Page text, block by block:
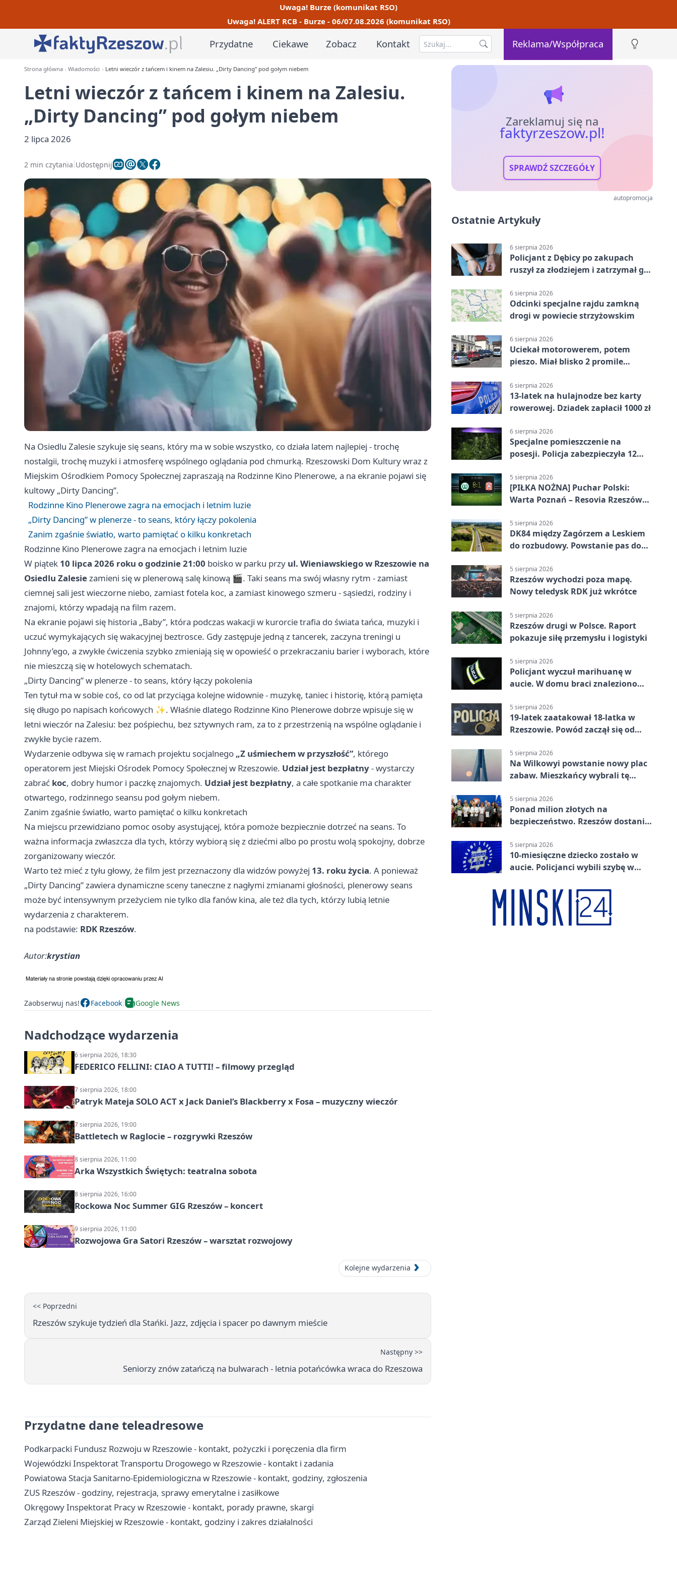
Uwaga! Burze (komunikat RSO)
Uwaga! ALERT RCB - Burze - 06/07.08.2026 (komunikat RSO)
Przydatne Ciekawe Zobacz Kontakt Reklama/Współpraca
Strona główna Wiadomości Letni wieczór z tańcem i kinem na Zalesiu. „Dirty Dancing” pod gołym niebem
Letni wieczór z tańcem i kinem na Zalesiu.
„Dirty Dancing” pod gołym niebem
2 lipca 2026
2 min czytania Udostępnij
Na Osiedlu Zalesie szykuje się seans, który ma w sobie wszystko, co działa latem najlepiej - trochę
nostalgii, trochę muzyki i atmosferę wspólnego oglądania pod chmurką. Rzeszowski Dom Kultury wraz z
Miejskim Ośrodkiem Pomocy Społecznej zapraszają na Rodzinne Kino Plenerowe, a na ekranie pojawi się
kultowy „Dirty Dancing”.
Rodzinne Kino Plenerowe zagra na emocjach i letnim luzie
„Dirty Dancing” w plenerze - to seans, który łączy pokolenia
Zanim zgaśnie światło, warto pamiętać o kilku konkretach
Rodzinne Kino Plenerowe zagra na emocjach i letnim luzie
W piątek 10 lipca 2026 roku o godzinie 21:00 boisko w parku przy ul. Wieniawskiego w Rzeszowie na
Osiedlu Zalesiezamieni się w plenerową salę kinową 🎬. Taki seans ma swój własny rytm - zamiast
ciemnej sali jest wieczorne niebo, zamiast fotela koc, a zamiast kinowego szmeru - sąsiedzi, rodziny i
znajomi, którzy wpadają na film razem.
Na ekranie pojawi się historia „Baby”, która podczas wakacji w kurorcie trafia do świata tańca, muzyki i
uczuć wymykających się wakacyjnej beztrosce. Gdy zastępuje jedną z tancerek, zaczyna treningi u
Johnny’ego, a zwykłe ćwiczenia szybko zmieniają się w opowieść o przekraczaniu barier i wyborach, które
nie mieszczą się w hotelowych schematach.
„Dirty Dancing” w plenerze - to seans, który łączy pokolenia
Ten tytuł ma w sobie coś, co od lat przyciąga kolejne widownie - muzykę, taniec i historię, którą pamięta
się długo po napisach końcowych ✨. Właśnie dlatego Rodzinne Kino Plenerowe dobrze wpisuje się w
letni wieczór na Zalesiu: bez pośpiechu, bez sztywnych ram, za to z przestrzenią na wspólne oglądanie i
zwykłe bycie razem.
Wydarzenie odbywa się w ramach projektu socjalnego „Z uśmiechem w przyszłość”, którego
operatorem jest Miejski Ośrodek Pomocy Społecznej w Rzeszowie. Udział jest bezpłatny- wystarczy
zabrać koc, dobry humor i paczkę znajomych. Udział jest bezpłatny, a całe spotkanie ma charakter
otwartego, rodzinnego seansu pod gołym niebem.
Zanim zgaśnie światło, warto pamiętać o kilku konkretach
Na miejscu przewidziano pomoc osoby asystującej, która pomoże bezpiecznie dotrzeć na seans. To
ważna informacja zwłaszcza dla tych, którzy wybiorą się z dziećmi albo po prostu wolą spokojny, dobrze
zorganizowany wieczór.
Warto też mieć z tyłu głowy, że film jest przeznaczony dla widzów powyżej 13. roku życia. A ponieważ
„Dirty Dancing” zawiera dynamiczne sceny taneczne z nagłymi zmianami głośności, plenerowy seans
może być intensywnym przeżyciem nie tylko dla fanów kina, ale też dla tych, którzy lubią letnie
wydarzenia z charakterem.
na podstawie: RDK Rzeszów.
Autor:krystian
Zaobserwuj nas! Facebook Google News
Nadchodzące wydarzenia
6 sierpnia 2026, 18:30
FEDERICO FELLINI: CIAO A TUTTI! – filmowy przegląd
7 sierpnia 2026, 18:00
Patryk Mateja SOLO ACT x Jack Daniel’s Blackberry x Fosa – muzyczny wieczór
7 sierpnia 2026, 19:00
Battletech w Raglocie – rozgrywki Rzeszów
8 sierpnia 2026, 11:00
Arka Wszystkich Świętych: teatralna sobota
8 sierpnia 2026, 16:00
Rockowa Noc Summer GIG Rzeszów – koncert
9 sierpnia 2026, 11:00
Rozwojowa Gra Satori Rzeszów – warsztat rozwojowy
Kolejne wydarzenia
<< Poprzedni
Rzeszów szykuje tydzień dla Stańki. Jazz, zdjęcia i spacer po dawnym mieście
Następny >>
Seniorzy znów zatańczą na bulwarach - letnia potańcówka wraca do Rzeszowa
Przydatne dane teleadresowe
Podkarpacki Fundusz Rozwoju w Rzeszowie - kontakt, pożyczki i poręczenia dla firm
Wojewódzki Inspektorat Transportu Drogowego w Rzeszowie - kontakt i zadania
Powiatowa Stacja Sanitarno-Epidemiologiczna w Rzeszowie - kontakt, godziny, zgłoszenia
ZUS Rzeszów - godziny, rejestracja, sprawy emerytalne i zasiłkowe
Okręgowy Inspektorat Pracy w Rzeszowie - kontakt, porady prawne, skargi
Zarząd Zieleni Miejskiej w Rzeszowie - kontakt, godziny i zakres działalności
Zareklamuj się na
faktyrzeszow.pl!
SPRAWDŹ SZCZEGÓŁY
autopromocja
Ostatnie Artykuły
6 sierpnia 2026
Policjant z Dębicy po zakupach
ruszył za złodziejem i zatrzymał go
6 sierpnia 2026
Odcinki specjalne rajdu zamkną
drogi w powiecie strzyżowskim
6 sierpnia 2026
Uciekał motorowerem, potem
pieszo. Miał blisko 2 promile
6 sierpnia 2026
13-latek na hulajnodze bez karty
rowerowej. Dziadek zapłacił 1000 zł
6 sierpnia 2026
Specjalne pomieszczenie na
posesji. Policja zabezpieczyła 12
5 sierpnia 2026
[PIŁKA NOŻNA] Puchar Polski:
Warta Poznań – Resovia Rzeszów
pierwszoligowca
5 sierpnia 2026
DK84 między Zagórzem a Leskiem
do rozbudowy. Powstanie pas do
5 sierpnia 2026
Rzeszów wychodzi poza mapę.
Nowy teledysk RDK już wkrótce
5 sierpnia 2026
Rzeszów drugi w Polsce. Raport
pokazuje siłę przemysłu i logistyki
5 sierpnia 2026
Policjant wyczuł marihuanę w
aucie. W domu braci znaleziono
5 sierpnia 2026
19-latek zaatakował 18-latka w
Rzeszowie. Powód zaczął się od
5 sierpnia 2026
Na Wilkowyi powstanie nowy plac
zabaw. Mieszkańcy wybrali tę
5 sierpnia 2026
Ponad milion złotych na
bezpieczeństwo. Rzeszów dostanie
5 sierpnia 2026
10-miesięczne dziecko zostało w
aucie. Policjanci wybili szybę w